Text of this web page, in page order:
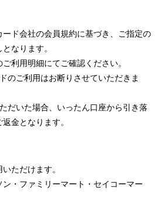
ド会社の会員規約に基づき、ご指定の
なります。
利用明細にてご確認ください。
のご利用はお断りさせていただきま
だいた場合、いったん口座から引き落
金となります。
ただけます。
・ファミリーマート・セイコーマー